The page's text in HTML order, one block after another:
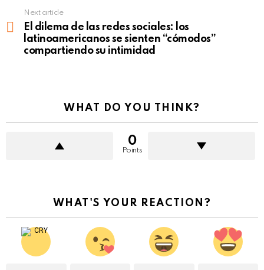
Next article
El dilema de las redes sociales: los
latinoamericanos se sienten “cómodos”
compartiendo su intimidad
WHAT DO YOU THINK?
0
Points
WHAT'S YOUR REACTION?